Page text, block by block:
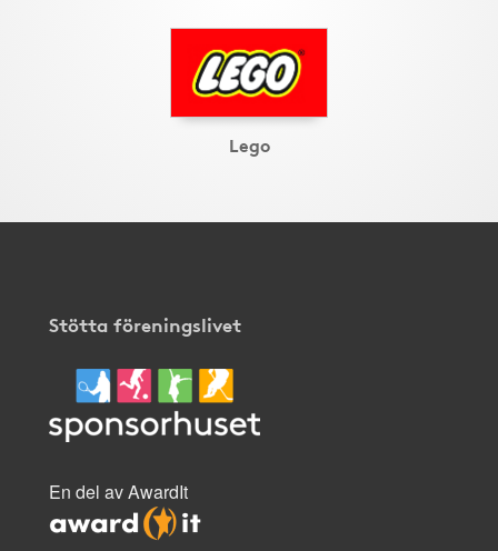
Lego
Stötta föreningslivet
En del av AwardIt